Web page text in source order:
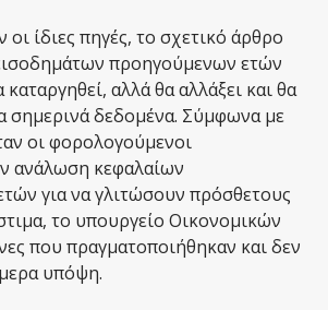
ίδιες πηγές, το σχετικό άρθρο
προηγούμενων ετών
καταργηθεί, αλλά θα αλλάξει και θα
σημερινά δεδομένα. Σύμφωνα με
οι φορολογούμενοι
ανάλωση κεφαλαίων
για να γλιτώσουν πρόσθετους
το υπουργείο Οικονομικών
που πραγματοποιήθηκαν και δεν
υπόψη.